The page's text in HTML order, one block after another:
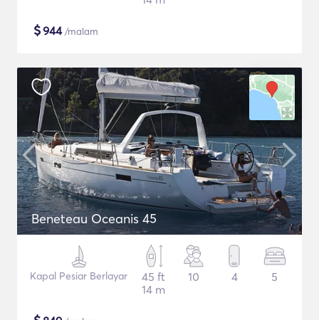
$944/malam
Beneteau Oceanis 45
Kapal Pesiar Berlayar
45 ft
14 m
10 4 5